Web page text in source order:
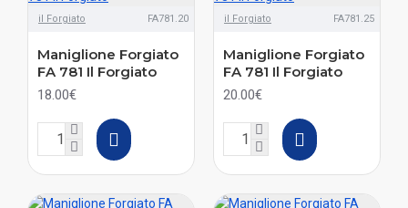
il Forgiato FA781.20
Maniglione Forgiato
FA 781 Il Forgiato
18.00€
il Forgiato FA781.25
Maniglione Forgiato
FA 781 Il Forgiato
20.00€